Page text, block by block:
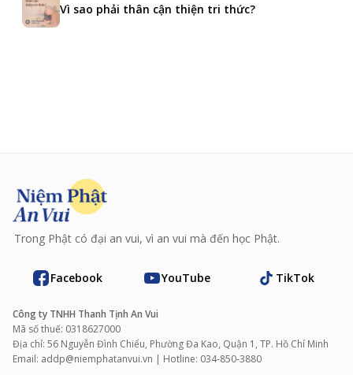
Vì sao phải thân cận thiện tri thức?
Trong Phật có đại an vui, vì an vui mà đến học Phật.
Facebook YouTube TikTok
Công ty TNHH Thanh Tịnh An Vui
Mã số thuế: 0318627000
Địa chỉ: 56 Nguyễn Đình Chiểu, Phường Đa Kao, Quận 1, TP. Hồ Chí Minh
Email: addp@niemphatanvui.vn | Hotline: 034‑850‑3880